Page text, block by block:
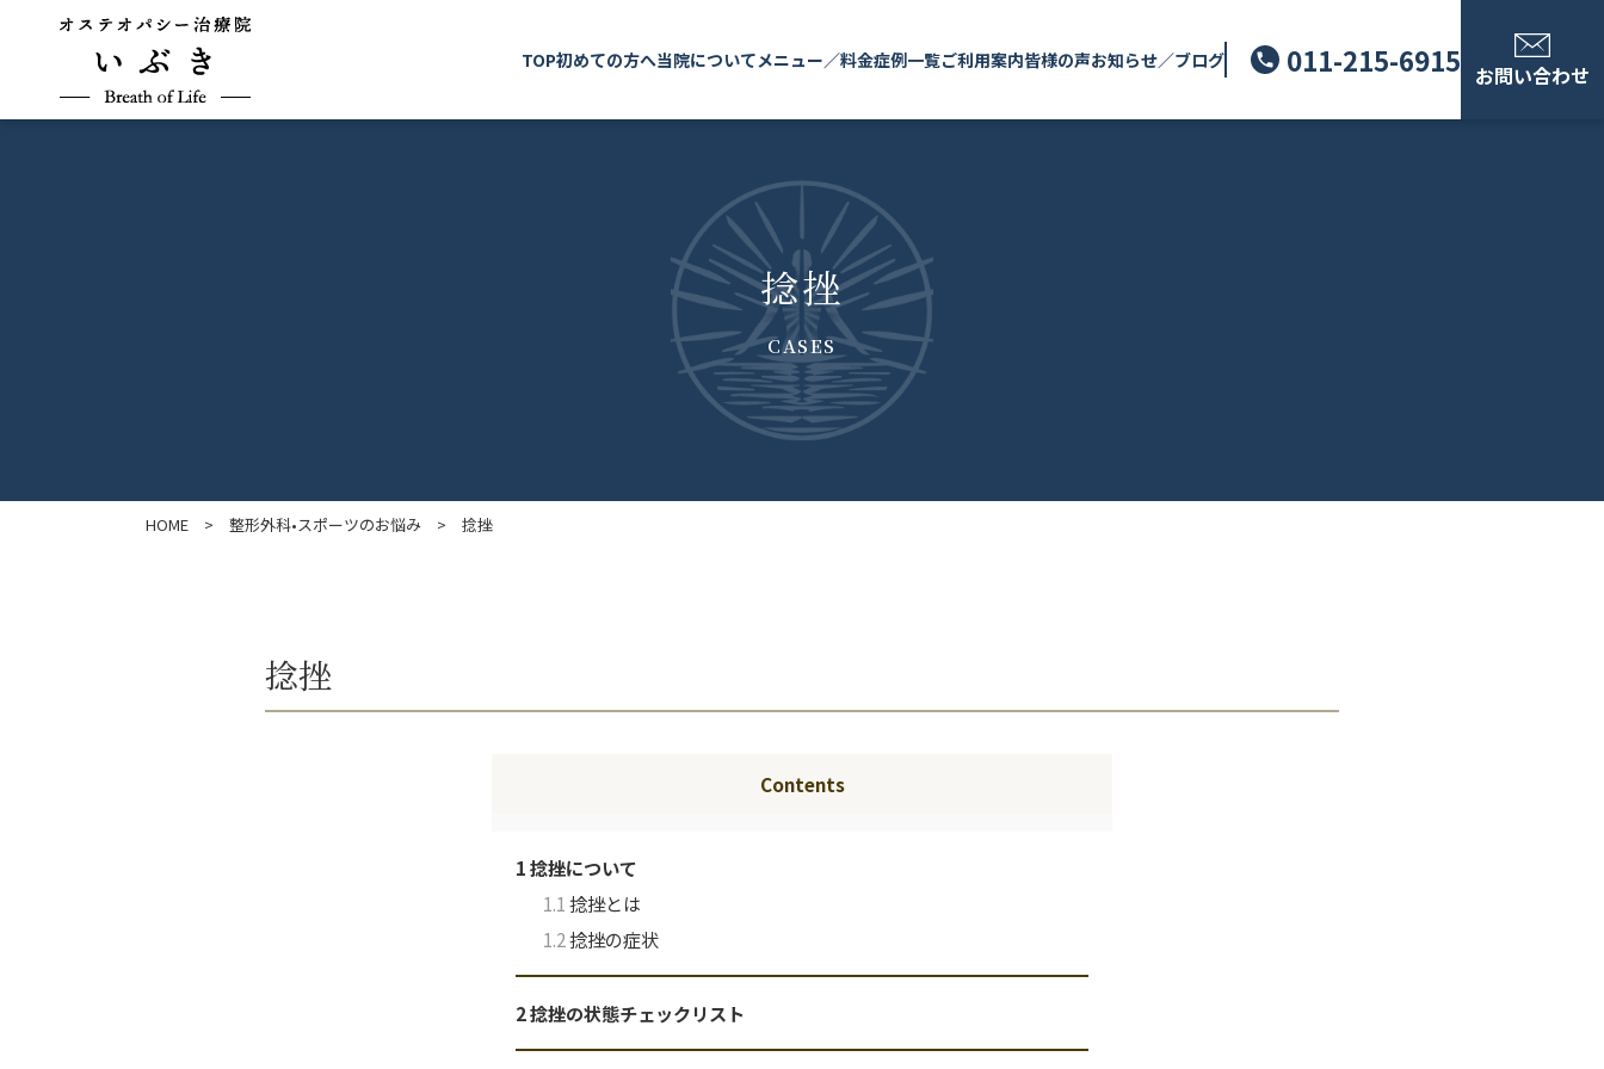
TOP初めての方へ当院についてメニュー／料金症例一覧ご利用案内皆様の声お知らせ／ブログ 011-215-6915 お問い合わせ
捻挫
CASES
HOME > 整形外科•スポーツのお悩み > 捻挫
捻挫
Contents
1捻挫について
1.1捻挫とは
1.2捻挫の症状
2捻挫の状態チェックリスト